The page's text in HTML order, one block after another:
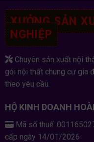
XƯỞNG SẢN
NGHIỆP
Chuyên sản xuất nội
gói nội thất chung cư gia
theo yêu cầu.
HỘ KINH DOANH
Mã số thuế:
cấp ngày 14/01/2026